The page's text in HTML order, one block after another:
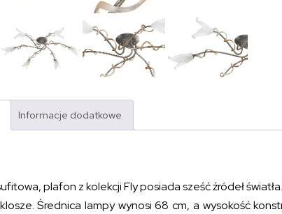
Informacje dodatkowe
plafon z kolekcji Fly posiada sześć źródeł
Średnica lampy wynosi 68 cm, a wysokość